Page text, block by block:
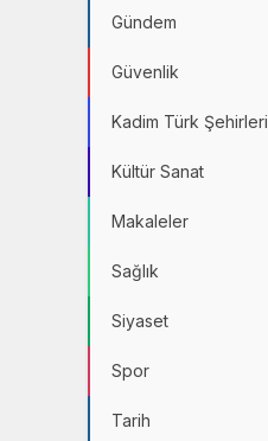
Gündem
Güvenlik
Kadim Türk Şehirleri
Kültür Sanat
Makaleler
Sağlık
Siyaset
Spor
Tarih